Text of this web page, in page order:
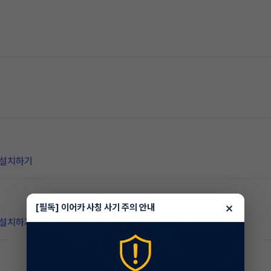
치하기
치하기
[필독] 이어카 사칭 사기 주의 안내 ×